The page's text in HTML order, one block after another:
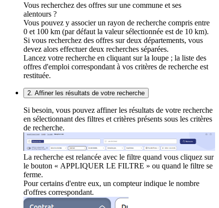
Vous recherchez des offres sur une commune et ses
alentours ?
Vous pouvez y associer un rayon de recherche compris entre
0 et 100 km (par défaut la valeur sélectionnée est de 10 km).
Si vous recherchez des offres sur deux départements, vous
devez alors effectuer deux recherches séparées.
Lancez votre recherche en cliquant sur la loupe ; la liste des
offres d'emploi correspondant à vos critères de recherche est
restituée.
2. Affiner les résultats de votre recherche
Si besoin, vous pouvez affiner les résultats de votre recherche
en sélectionnant des filtres et critères présents sous les critères
de recherche.
La recherche est relancée avec le filtre quand vous cliquez sur
le bouton « APPLIQUER LE FILTRE » ou quand le filtre se
ferme.
Pour certains d'entre eux, un compteur indique le nombre
d'offres correspondant.